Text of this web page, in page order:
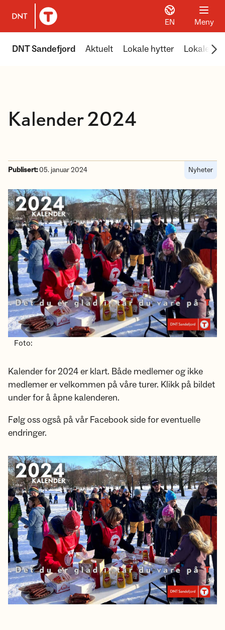
Til DNT.no forside
EN Meny
DNT Sandefjord Aktuelt Lokale hytter Lokale
Kalender 2024
Publisert:05. januar 2024 Nyheter
Foto:
Kalender for 2024 er klart. Både medlemer og ikke
medlemer er velkommen på våre turer. Klikk på bildet
under for å åpne kalenderen.
Følg oss også på vår Facebook side for eventuelle
endringer.